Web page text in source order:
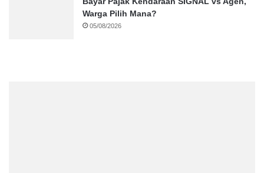
Warga Pilih Mana?
05/08/2026